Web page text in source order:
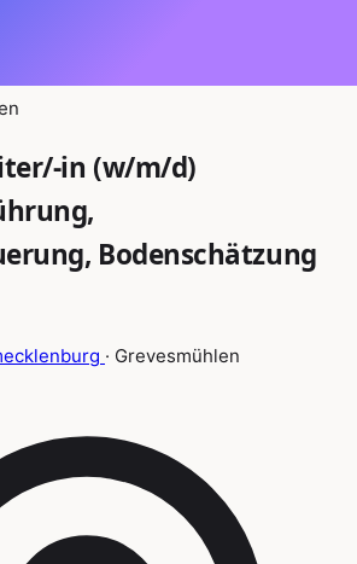
in (w/m/d)
Bodenschätzung
· Grevesmühlen